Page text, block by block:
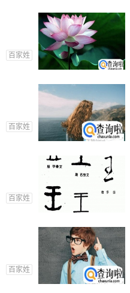
百家姓
百家姓
百家姓
百家姓